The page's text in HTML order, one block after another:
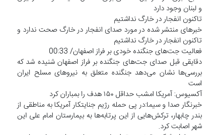
و لبنان وجود دارد
تاکنون انفجار در خارگ نداشتیم
خبرهای منتشر شده در مورد صدای انفجار در خارگ صحت ندارد و
تاکنون انفجار در خارگ نداشتیم
فعالیت جت‌های جنگنده خودی بر فراز اصفهان/ 00:33
دقایقی قبل صدای جت‌های جنگنده بر فراز اصفهان شنیده شد که
بررسی‌ها نشان می‌دهد جنگنده متعلق به نیروهای مسلح ایران
است
آکسیوس: آمریکا امشب حداقل ۱۵۰ هدف را بمباران کرد
خبرنگار صدا و سیما:در پی حمله رژیم جنایتکار آمریکا به مناطقی از
بندر چابهار، ترکش‌هایی از این پرتابه‌ها به بیمارستان امام علی این
شهر اصابت کرد.